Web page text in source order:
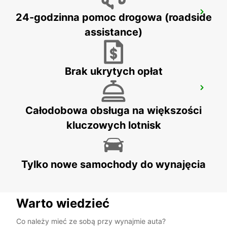
VICENZA
VICENZA - ITALY
24-godzinna pomoc drogowa (roadside
assistance)
Brak ukrytych opłat
Całodobowa obsługa na większości
kluczowych lotnisk
Tylko nowe samochody do wynajęcia
Warto wiedzieć
Co należy mieć ze sobą przy wynajmie auta?